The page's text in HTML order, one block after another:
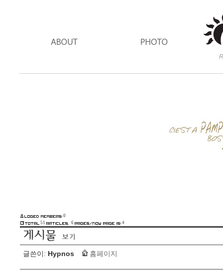
0
51
6 4
글쓴이: Hypnos 홈페이지